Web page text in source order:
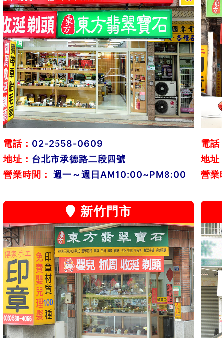
電話： 02-2558-0609
地址： 台北市承德路二段四號
營業時間：
週一～週日AM10:00~PM8:00
電話
地址
營業
新竹門市